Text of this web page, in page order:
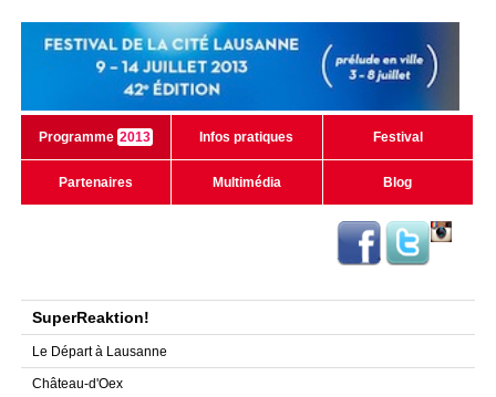
Programme 2013 Infos pratiques Festival
Partenaires Multimédia Blog
SuperReaktion!
Le Départ à Lausanne
Château-d'Oex